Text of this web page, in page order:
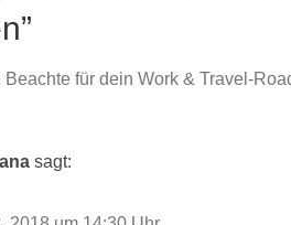
Beachte für dein Work & Travel-
sagt: